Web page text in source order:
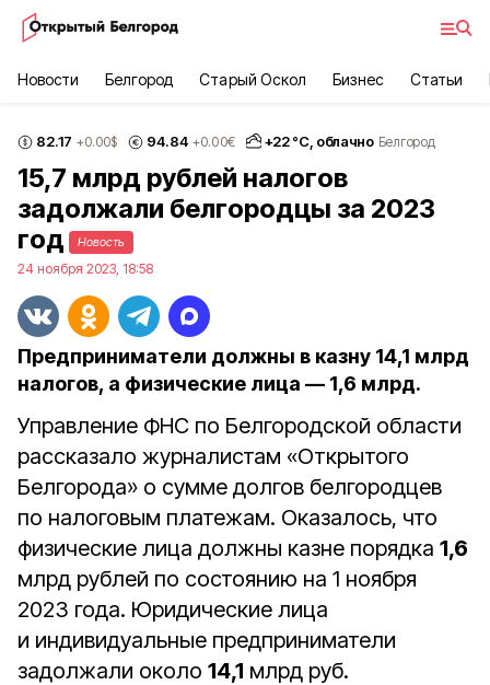
Новости Белгород Старый Оскол Бизнес Статьи
82.17 +0.00$ 94.84 +0.00€ +22°С, облачно Белгород
15,7 млрд рублей налогов
задолжали белгородцы за 2023
год
Новость
24 ноября 2023, 18:58
Предприниматели должны в казну 14,1 млрд
налогов, а физические лица — 1,6 млрд.
Управление ФНС по Белгородской области
рассказало журналистам «Открытого
Белгорода» о сумме долгов белгородцев
по налоговым платежам. Оказалось, что
физические лица должны казне порядка 1,6
млрд рублей по состоянию на 1 ноября
2023 года. Юридические лица
и индивидуальные предприниматели
задолжали около 14,1 млрд руб.